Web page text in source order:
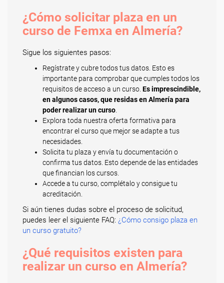
¿Cómo solicitar plaza en un
curso de Femxa en Almería?
Sigue los siguientes pasos:
Regístrate y cubre todos tus datos. Esto es
importante para comprobar que cumples todos los
requisitos de acceso a un curso. Es imprescindible,
en algunos casos, que residas en Almería para
poder realizar un curso
Explora toda nuestra oferta formativa para
encontrar el curso que mejor se adapte a tus
necesidades.
Solicita tu plaza y envía tu documentación o
confirma tus datos. Esto depende de las entidades
que financian los cursos.
Accede a tu curso, complétalo y consigue tu
acreditación.
Si aún tienes dudas sobre el proceso de solicitud,
puedes leer el siguiente FAQ: ¿Cómo consigo plaza en
un curso gratuito?
¿Qué requisitos existen para
realizar un curso en Almería?